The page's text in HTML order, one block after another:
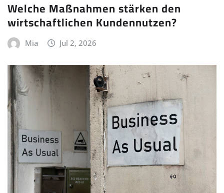
Welche Maßnahmen stärken den
wirtschaftlichen Kundennutzen?
Mia Jul 2, 2026